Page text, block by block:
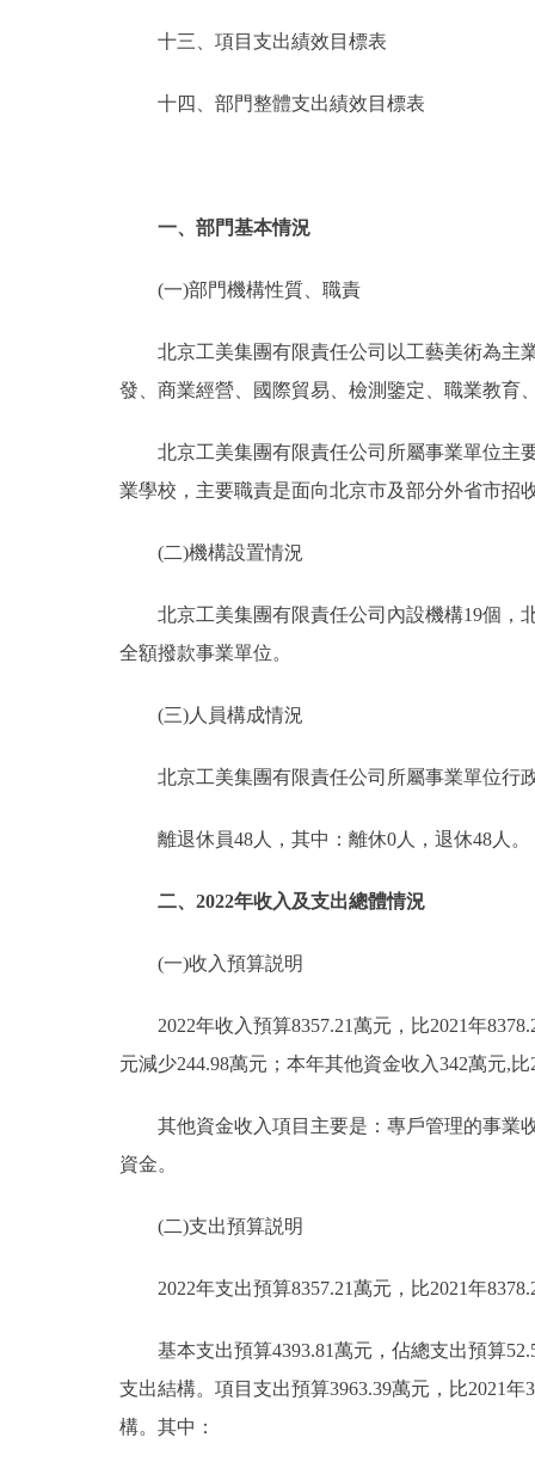
十三、項目支出績效目標表
十四、部門整體支出績效目標表
一、部門基本情況
(一)部門機構性質、職責
北京工美集團有限責任公司以工藝美術為主業
發、商業經營、國際貿易、檢測鑒定、職業教育
北京工美集團有限責任公司所屬事業單位主要
業學校，主要職責是面向北京市及部分外省市招
(二)機構設置情況
北京工美集團有限責任公司內設機構19個，北
全額撥款事業單位。
(三)人員構成情況
北京工美集團有限責任公司所屬事業單位行政
離退休員48人，其中：離休0人，退休48人。
二、2022年收入及支出總體情況
(一)收入預算説明
2022年收入預算8357.21萬元，比2021年
元減少244.98萬元；本年其他資金收入342萬元,
其他資金收入項目主要是：專戶管理的事業收
資金。
(二)支出預算説明
2022年支出預算8357.21萬元，比2021年
基本支出預算4393.81萬元，佔總支出預算
支出結構。項目支出預算3963.39萬元，比2021
構。其中：